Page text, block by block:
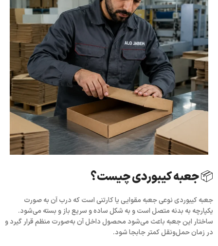
📦 جعبه کیبوردی چیست؟
جعبه کیبوردینوعی جعبه مقوایی یا کارتنی است که درب آن به صورت
یکپارچه به بدنه متصل است و به شکل ساده و سریع باز و بسته می‌شود.
ساختار این جعبه باعث می‌شود محصول داخل آن به‌صورت منظم قرار گیرد و
در زمان حمل‌ونقل کمتر جابجا شود.